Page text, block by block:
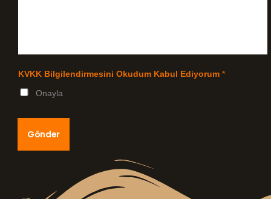
KVKK Bilgilendirmesini Okudum Kabul Ediyorum *
Onayla
Gönder